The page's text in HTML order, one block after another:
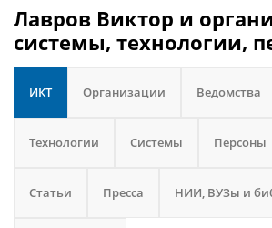
Лавров Виктор и
системы, технологии,
ИКТ Организации Ведомства
Технологии Системы Персоны
Статьи Пресса НИИ, ВУЗы и